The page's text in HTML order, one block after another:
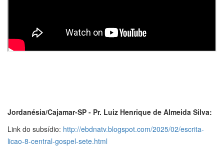
Jordanésia/Cajamar-SP - Pr. Luiz Henrique de Almeida Silva:
Link do subsídio: http://ebdnatv.blogspot.com/2025/02/escrita-
licao-8-central-gospel-sete.html